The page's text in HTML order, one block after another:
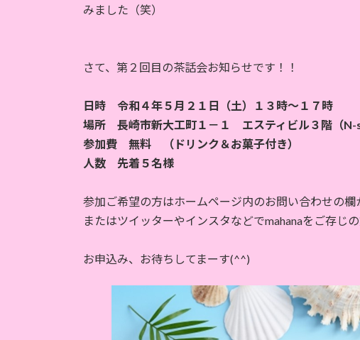
みました（笑）
さて、第２回目の茶話会お知らせです！！
日時 令和４年５月２１日（土）１３時～１７時
場所 長崎市新大工町１－１ エスティビル３階（N-
参加費 無料 （ドリンク＆お菓子付き）
人数 先着５名様
参加ご希望の方はホームページ内のお問い合わせの欄
またはツイッターやインスタなどでmahanaをご存じ
お申込み、お待ちしてまーす(^^)